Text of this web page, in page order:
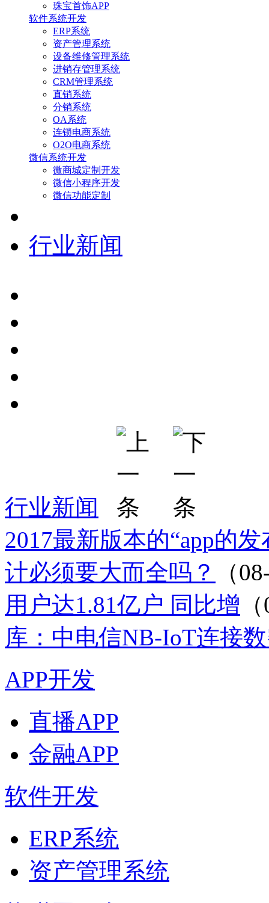
珠宝首饰APP
软件系统开发
ERP系统
资产管理系统
设备维修管理系统
进销存管理系统
CRM管理系统
直销系统
分销系统
OA系统
连锁电商系统
O2O电商系统
微信系统开发
微商城定制开发
微信小程序开发
微信功能定制
行业新闻
行业新闻
2017最新版本的“app的发
计必须要大而全吗？
（
用户达1.81亿户 同比增
库：中电信NB-IoT连接
APP开发
直播APP
金融APP
软件开发
ERP系统
资产管理系统